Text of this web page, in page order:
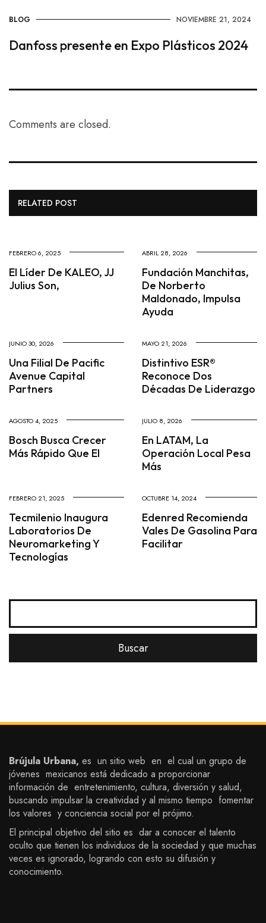
BLOG NOVIEMBRE 21, 2024
Danfoss presente en Expo Plásticos 2024
Comments are closed.
RELATED POST
FEBRERO 6, 2025
El Líder De KALEO, JJ
Julius Son,
ABRIL 28, 2026
Fundación Manchitas,
De Norberto
Maldonado, Impulsa
Ayuda
JUNIO 30, 2026
Una Filial De Pacific
Avenue Capital
Partners
MAYO 21, 2026
Distintivo ESR®
Reconoce Dos
Décadas De Liderazgo
AGOSTO 4, 2025
Bosch Busca Crecer
Más Rápido Que El
JULIO 8, 2026
En LATAM, La
Operación Local Pesa
Más
FEBRERO 21, 2025
Tecmilenio Inaugura
Laboratorios De
Neuromarketing Y
Tecnologías
OCTUBRE 14, 2024
Edenred Recomienda
Vales De Gasolina Para
Facilitar
Brújula Urbana, es un sitio web en el cual un grupo de
jóvenes mexicanos está dedicado a proporcionar
información de entretenimiento, cultura, diversión y salud,
buscando impulsar la creatividad y al mismo tiempo fomentar
los valores y conciencia social por el prójimo.
El principal objetivo del sitio es dar a conocer el talento
oculto que tienen los individuos de la sociedad y que muchas
veces es ignorado, logrando con esto su difusión y
conocimiento.